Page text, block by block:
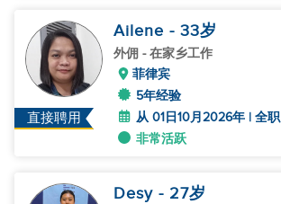
直接聘用
Ailene - 33岁
外佣 - 在家乡工作
菲律宾
5年经验
从 01日10月2026年 | 全职
非常活跃
Desy - 27岁